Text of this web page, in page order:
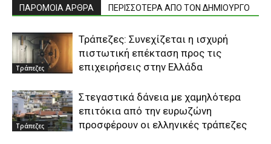
ΠΑΡΟΜΟΙΑ ΑΡΘΡΑ ΠΕΡΙΣΣΟΤΕΡΑ ΑΠΟ ΤΟΝ ΔΗΜΙΟΥΡΓΟ
Τράπεζες
Τράπεζες: Συνεχίζεται η ισχυρή
πιστωτική επέκταση προς τις
επιχειρήσεις στην Ελλάδα
Τράπεζες
Στεγαστικά δάνεια με χαμηλότερα
επιτόκια από την ευρωζώνη
προσφέρουν οι ελληνικές τράπεζες